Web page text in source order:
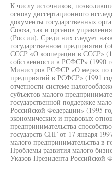
К числу источников,
основу диссертационного
документы государственных
Союза, так и органов
(России). Среди них следует
государственном предприятии
СССР «О кооперации в СССР»
собственности в РСФСР» (1990
Министров РСФСР «О мерах по
предприятий в РСФСР» (1991
отчетности системе
субъектов малого
государственной поддержке
Российской Федерации» (1995
экономических и правовых
предпринимательства
государств СНГ от 17 января
малого предпринимательства в
Проблемы развития малого
Указов Президента Российской